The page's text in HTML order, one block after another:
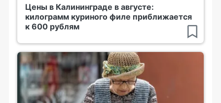
Цены в Калининграде в августе:
килограмм куриного филе приближается
к 600 рублям